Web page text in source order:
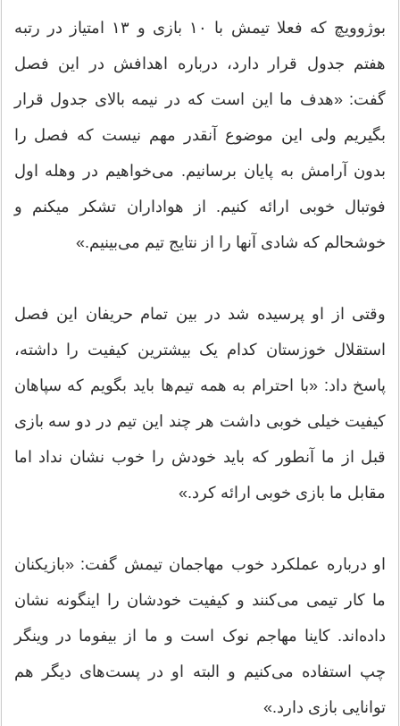
بوژوویچ که فعلا تیمش با ۱۰ بازی و ۱۳ امتیاز در رتبه
هفتم جدول قرار دارد، درباره اهدافش در این فصل
گفت: «هدف ما این است که در نیمه بالای جدول قرار
بگیریم ولی این موضوع آنقدر مهم نیست که فصل را
بدون آرامش به پایان برسانیم. می‌خواهیم در وهله اول
فوتبال خوبی ارائه کنیم. از هواداران تشکر میکنم و
خوشحالم که شادی آنها را از نتایج تیم می‌بینیم.»
وقتی از او پرسیده شد در بین تمام حریفان این فصل
استقلال خوزستان کدام یک بیشترین کیفیت را داشته،
پاسخ داد: «با احترام به همه تیم‌ها باید بگویم که سپاهان
کیفیت خیلی خوبی داشت هر چند این تیم در دو سه بازی
قبل از ما آنطور که باید خودش را خوب نشان نداد اما
مقابل ما بازی خوبی ارائه کرد.»
او درباره عملکرد خوب مهاجمان تیمش گفت: «بازیکنان
ما کار تیمی می‌کنند و کیفیت خودشان را اینگونه نشان
داده‌اند. کاینا مهاجم نوک است و ما از بیفوما در وینگر
چپ استفاده می‌کنیم و البته او در پست‌های دیگر هم
توانایی بازی دارد.»